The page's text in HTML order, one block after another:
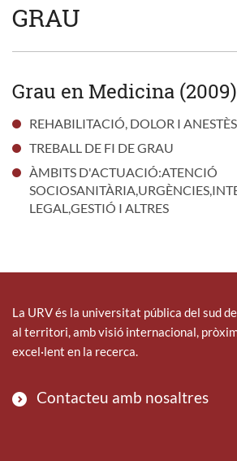
GRAU
Grau en Medicina (2009)
REHABILITACIÓ, DOLOR I
TREBALL DE FI DE GRAU
ÀMBITS D'ACTUACIÓ:ATENCIÓ
LEGAL,GESTIÓ I ALTRES
La URV és la universitat pública del sud
al territori, amb visió internacional,
excel·lent en la recerca.
Contacteu amb nosaltres